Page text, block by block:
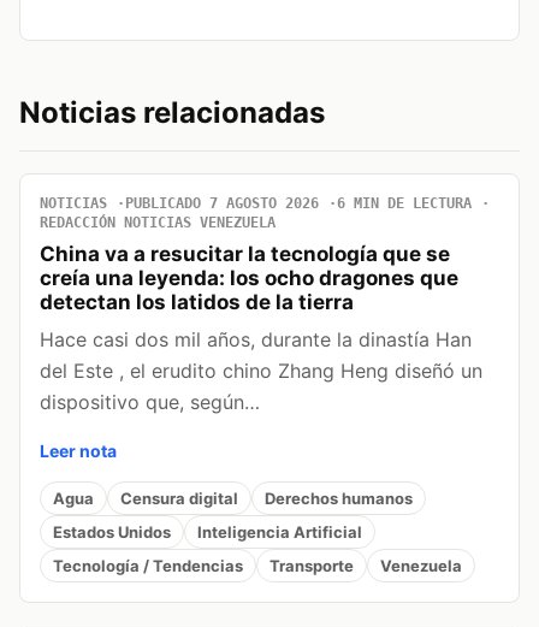
Noticias relacionadas
NOTICIAS PUBLICADO 7 AGOSTO 2026
6 MIN DE LECTURA
REDACCIÓN NOTICIAS VENEZUELA
China va a resucitar la tecnología que se
creía una leyenda: los ocho dragones que
detectan los latidos de la tierra
Hace casi dos mil años, durante la dinastía Han
del Este , el erudito chino Zhang Heng diseñó un
dispositivo que, según…
Leer nota
Agua Censura digital
Derechos humanos
Estados Unidos
Inteligencia Artificial
Tecnología / Tendencias
Transporte Venezuela